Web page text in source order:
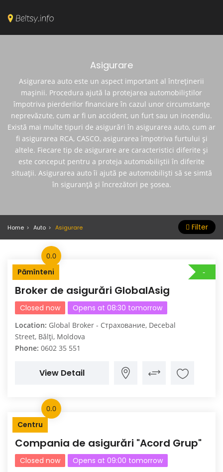
Asigurare
Asigurarea auto este un aspect important al întreținerii
mașinii. Procedura ajută la protejarea automobiliștilor
împotriva pierderilor financiare în cazul unor circumstanțe
neprevăzute, cum ar fi un accident, un furt sau un incendiu.
Există mai multe tipuri de asigurări în asigurarea auto, cum ar
fi asigurarea RCA, CASCO, asigurarea împotriva furtului și
altele. Fiecare tip de asigurare are caracteristici diferite și
este conceput pentru a proteja automobiliștii în diferite
situații. Asigurarea auto îi ajută pe automobiliști să se simtă
în siguranță și încrezători pe șosea.
Home Auto Asigurare Filter
Pămînteni
0.0
Broker de asigurări GlobalAsig
Closed now Opens at 08:30 tomorrow
Location: Global Broker - Страхование, Decebal
Street, Bălți, Moldova
Phone: 0602 35 551
View Detail
Centru
0.0
Compania de asigurări "Acord Grup"
Closed now Opens at 09:00 tomorrow